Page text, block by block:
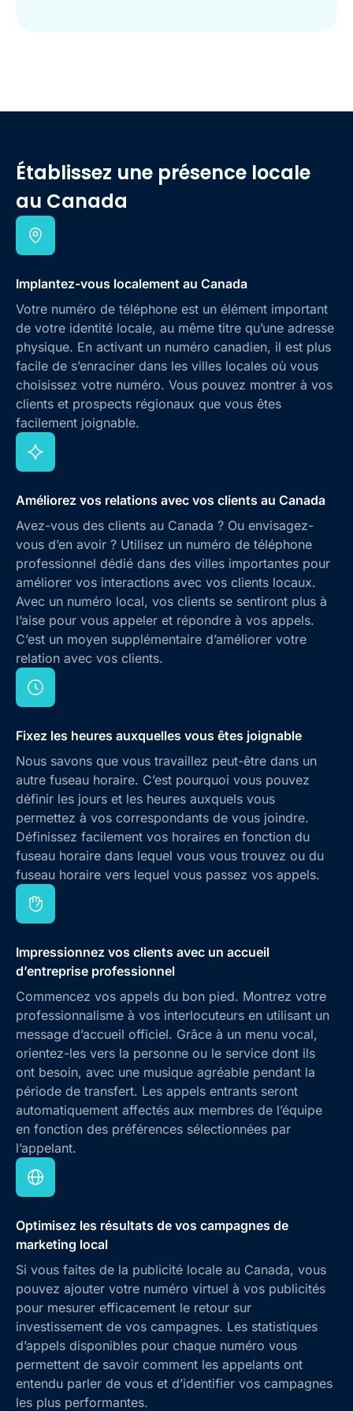
Établissez une présence locale
au Canada
Implantez-vous localement au Canada
Votre numéro de téléphone est un élément important
de votre identité locale, au même titre qu’une adresse
physique. En activant un numéro canadien, il est plus
facile de s’enraciner dans les villes locales où vous
choisissez votre numéro. Vous pouvez montrer à vos
clients et prospects régionaux que vous êtes
facilement joignable.
Améliorez vos relations avec vos clients au Canada
Avez-vous des clients au Canada ? Ou envisagez-
vous d’en avoir ? Utilisez un numéro de téléphone
professionnel dédié dans des villes importantes pour
améliorer vos interactions avec vos clients locaux.
Avec un numéro local, vos clients se sentiront plus à
l’aise pour vous appeler et répondre à vos appels.
C’est un moyen supplémentaire d’améliorer votre
relation avec vos clients.
Fixez les heures auxquelles vous êtes joignable
Nous savons que vous travaillez peut-être dans un
autre fuseau horaire. C’est pourquoi vous pouvez
définir les jours et les heures auxquels vous
permettez à vos correspondants de vous joindre.
Définissez facilement vos horaires en fonction du
fuseau horaire dans lequel vous vous trouvez ou du
fuseau horaire vers lequel vous passez vos appels.
Impressionnez vos clients avec un accueil
d’entreprise professionnel
Commencez vos appels du bon pied. Montrez votre
professionnalisme à vos interlocuteurs en utilisant un
message d’accueil officiel. Grâce à un menu vocal,
orientez-les vers la personne ou le service dont ils
ont besoin, avec une musique agréable pendant la
période de transfert. Les appels entrants seront
automatiquement affectés aux membres de l’équipe
en fonction des préférences sélectionnées par
l’appelant.
Optimisez les résultats de vos campagnes de
marketing local
Si vous faites de la publicité locale au Canada, vous
pouvez ajouter votre numéro virtuel à vos publicités
pour mesurer efficacement le retour sur
investissement de vos campagnes. Les statistiques
d’appels disponibles pour chaque numéro vous
permettent de savoir comment les appelants ont
entendu parler de vous et d’identifier vos campagnes
les plus performantes.